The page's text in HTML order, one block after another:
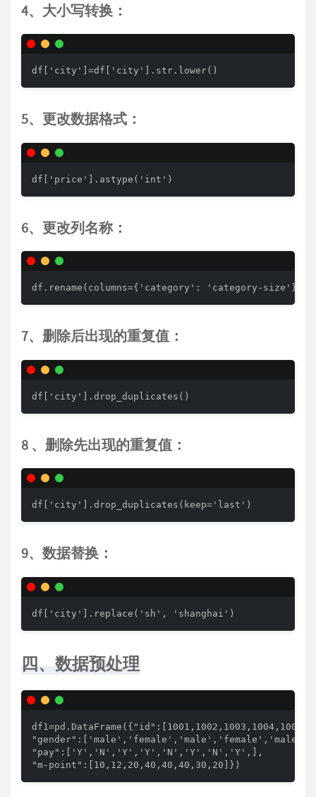
4、大小写转换：
df['city']=df['city'].str.lower()
5、更改数据格式：
df['price'].astype('int')
6、更改列名称：
df.rename(columns={'category': 'category-size'})
7、删除后出现的重复值：
df['city'].drop_duplicates()
8 、删除先出现的重复值：
df['city'].drop_duplicates(keep='last')
9、数据替换：
df['city'].replace('sh', 'shanghai')
四、数据预处理
"pay":['Y','N','Y','Y','N','Y','N','Y',],
"m-point":[10,12,20,40,40,40,30,20]})